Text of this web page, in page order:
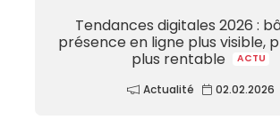
Tendances digitales 2026 :
présence en ligne plus visible,
plus rentable
ACTU
Actualité 02.02.2026